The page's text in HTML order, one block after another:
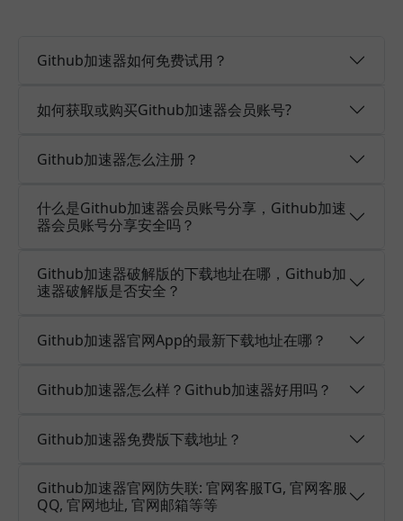
Github加速器如何免费试用？
如何获取或购买Github加速器会员账号?
Github加速器怎么注册？
什么是Github加速器会员账号分享，Github加速
器会员账号分享安全吗？
Github加速器破解版的下载地址在哪，Github加
速器破解版是否安全？
Github加速器官网App的最新下载地址在哪？
Github加速器怎么样？Github加速器好用吗？
Github加速器免费版下载地址？
Github加速器官网防失联: 官网客服TG, 官网客服
QQ, 官网地址, 官网邮箱等等